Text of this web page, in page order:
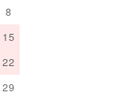
8
15
22
29